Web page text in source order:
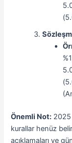
Önemli Not: 2025
kurallar henüz
açıklamaları ve